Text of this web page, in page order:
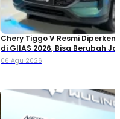
Chery Tiggo V Resmi
di GIIAS 2026, Bisa Berubah
Double Cabin
06 Agu 2026